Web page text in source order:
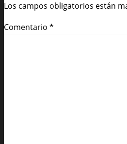
Los campos obligatorios están
Comentario *